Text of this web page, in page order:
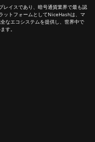
レイスであり、暗号通貨業界で最も認
ットフォームとしてNiceHashは、マ
なエコシステムを提供し、世界中で
す。